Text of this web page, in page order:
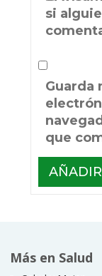
si
Guarda
que
Más en Salud